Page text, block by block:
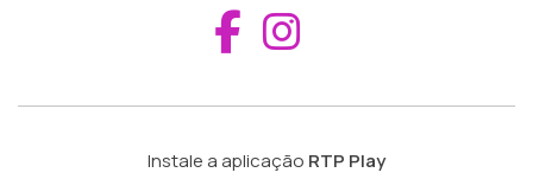
Aceder ao
Instale a aplicação RTP Play